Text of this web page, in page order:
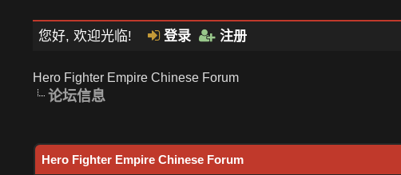
您好, 欢迎光临! 登录 注册
Hero Fighter Empire Chinese Forum
论坛信息
Hero Fighter Empire Chinese Forum